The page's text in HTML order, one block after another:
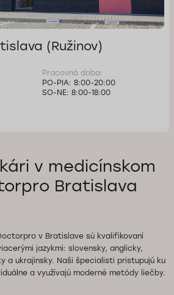
(Ružinov)
Pracovná doba:
PO-PIA: 8:00-20:00
SO-NE: 8:00-18:00
v medicínskom
Bratislava
v Bratislave sú kvalifikovaní
jazykmi: slovensky, anglicky,
a ukrajinsky. Naši špecialisti pristupujú ku
a využívajú moderné metódy liečby.